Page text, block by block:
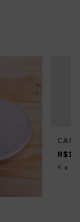
4 x